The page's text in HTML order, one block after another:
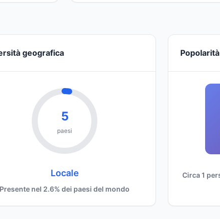
geografica
5
paesi
Locale
Presente nel 2.6% dei paesi del mondo
Circa 1